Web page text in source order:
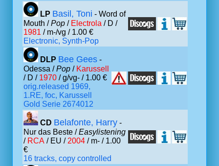
LP Basil, Toni - Word of
Mouth /Pop / Electrola / D /
1981 / m-/vg / 1.00 €
Electronic, Synth-Pop
DLP Bee Gees -
Odessa /Pop / Karussell
/ D / 1970 / g/vg- / 1.00 €
orig.released 1969,
1.RE, foc, Karussell
Gold Serie 2674012
CD Belafonte, Harry -
Nur das Beste /Easylistening
/ RCA / EU / 2004 / m- / 1.00
€
16 tracks, copy controlled